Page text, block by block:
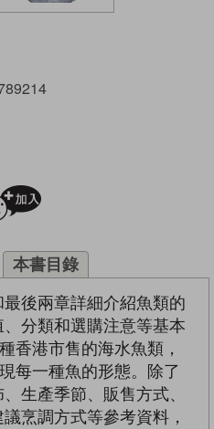
本書目錄
後兩章詳細介紹魚類的
分類和選購注意等基本
香港市售的海水魚類，
每一種魚的形態。除了
生產季節、販售方式、
烹調方式等參考資料，